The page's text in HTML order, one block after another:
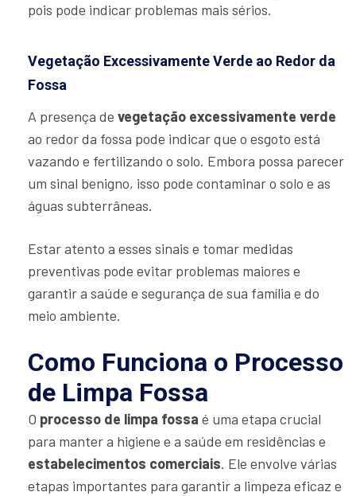
pois pode indicar problemas mais sérios.
Vegetação Excessivamente Verde ao Redor da
Fossa
A presença de vegetação excessivamente verde
ao redor da fossa pode indicar que o esgoto está
vazando e fertilizando o solo. Embora possa parecer
um sinal benigno, isso pode contaminar o solo e as
águas subterrâneas.
Estar atento a esses sinais e tomar medidas
preventivas pode evitar problemas maiores e
garantir a saúde e segurança de sua família e do
meio ambiente.
Como Funciona o Processo
de Limpa Fossa
O processo de limpa fossa é uma etapa crucial
para manter a higiene e a saúde em residências e
estabelecimentos comerciais. Ele envolve várias
etapas importantes para garantir a limpeza eficaz e